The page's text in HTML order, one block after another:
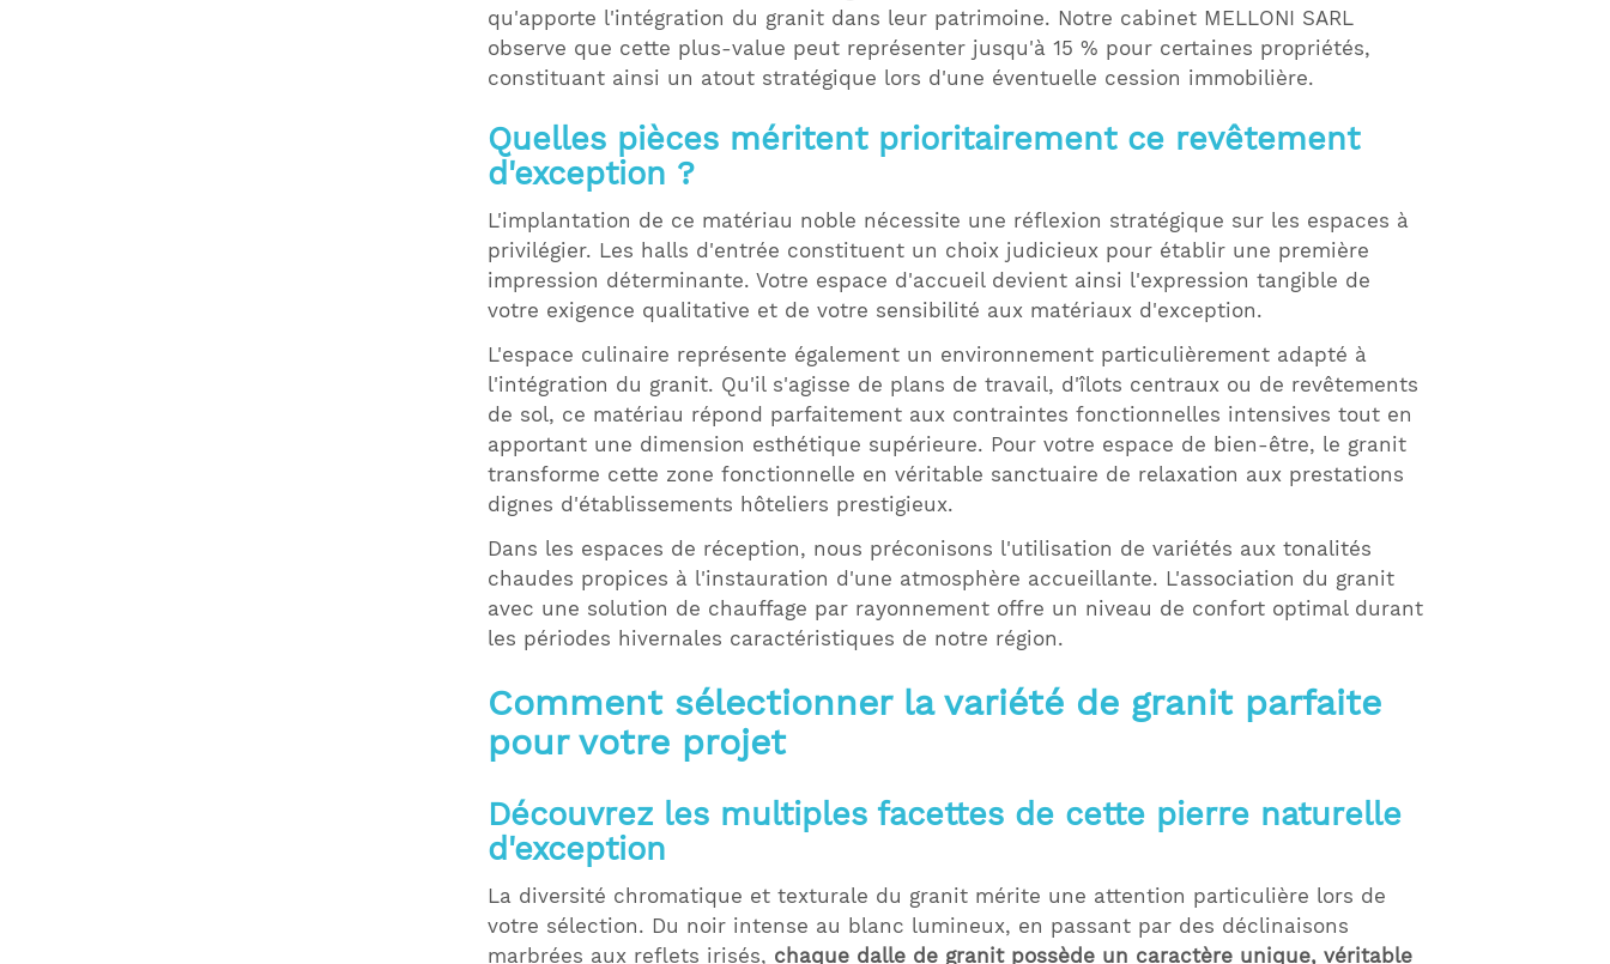
qu'apporte l'intégration du granit dans leur patrimoine. Notre cabinet MELLONI SARL
observe que cette plus-value peut représenter jusqu'à 15 % pour certaines propriétés,
constituant ainsi un atout stratégique lors d'une éventuelle cession immobilière.
Quelles pièces méritent prioritairement ce revêtement
d'exception ?
L'implantation de ce matériau noble nécessite une réflexion stratégique sur les espaces à
privilégier. Les halls d'entrée constituent un choix judicieux pour établir une première
impression déterminante. Votre espace d'accueil devient ainsi l'expression tangible de
votre exigence qualitative et de votre sensibilité aux matériaux d'exception.
L'espace culinaire représente également un environnement particulièrement adapté à
l'intégration du granit. Qu'il s'agisse de plans de travail, d'îlots centraux ou de revêtements
de sol, ce matériau répond parfaitement aux contraintes fonctionnelles intensives tout en
apportant une dimension esthétique supérieure. Pour votre espace de bien-être, le granit
transforme cette zone fonctionnelle en véritable sanctuaire de relaxation aux prestations
dignes d'établissements hôteliers prestigieux.
Dans les espaces de réception, nous préconisons l'utilisation de variétés aux tonalités
chaudes propices à l'instauration d'une atmosphère accueillante. L'association du granit
avec une solution de chauffage par rayonnement offre un niveau de confort optimal durant
les périodes hivernales caractéristiques de notre région.
Comment sélectionner la variété de granit parfaite
pour votre projet
Découvrez les multiples facettes de cette pierre naturelle
d'exception
La diversité chromatique et texturale du granit mérite une attention particulière lors de
votre sélection. Du noir intense au blanc lumineux, en passant par des déclinaisons
marbrées aux reflets irisés, chaque dalle de granit possède un caractère unique, véritable